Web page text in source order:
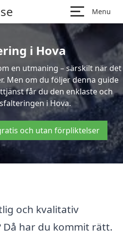
Menu
i Hova
en utmaning – särskilt när det
Men om du följer denna guide
får du den enklaste och
i Hova.
och utan förpliktelser
och kvalitativ
Då har du kommit rätt.